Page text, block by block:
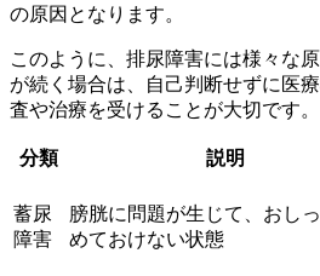
の原因となります。
このように、排尿障害には様々な
が続く場合は、自己判断せずに医
査や治療を受けることが大切です。
分類 説明
蓄尿
障害
膀胱に問題が生じて、おし
めておけない状態